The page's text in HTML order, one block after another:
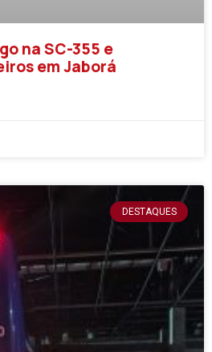
na SC-355 e
em Jaborá
DESTAQUES